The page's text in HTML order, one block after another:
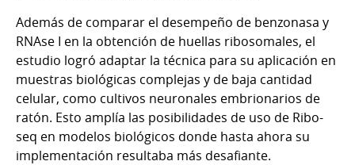
Además de comparar el desempeño de benzonasa y
RNAse I en la obtención de huellas ribosomales, el
estudio logró adaptar la técnica para su aplicación en
muestras biológicas complejas y de baja cantidad
celular, como cultivos neuronales embrionarios de
ratón. Esto amplía las posibilidades de uso de Ribo-
seq en modelos biológicos donde hasta ahora su
implementación resultaba más desafiante.